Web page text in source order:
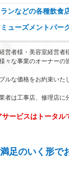
ンなどの各種飲食
ミューズメントパ
営者様・美容室経営者
々な事業のオーナー
ルな価格をお約束いた
者は工事店、修理店に
ービスはトータル
足のいく形で